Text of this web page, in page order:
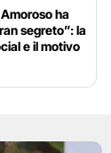
ha
segreto”: la
e il motivo